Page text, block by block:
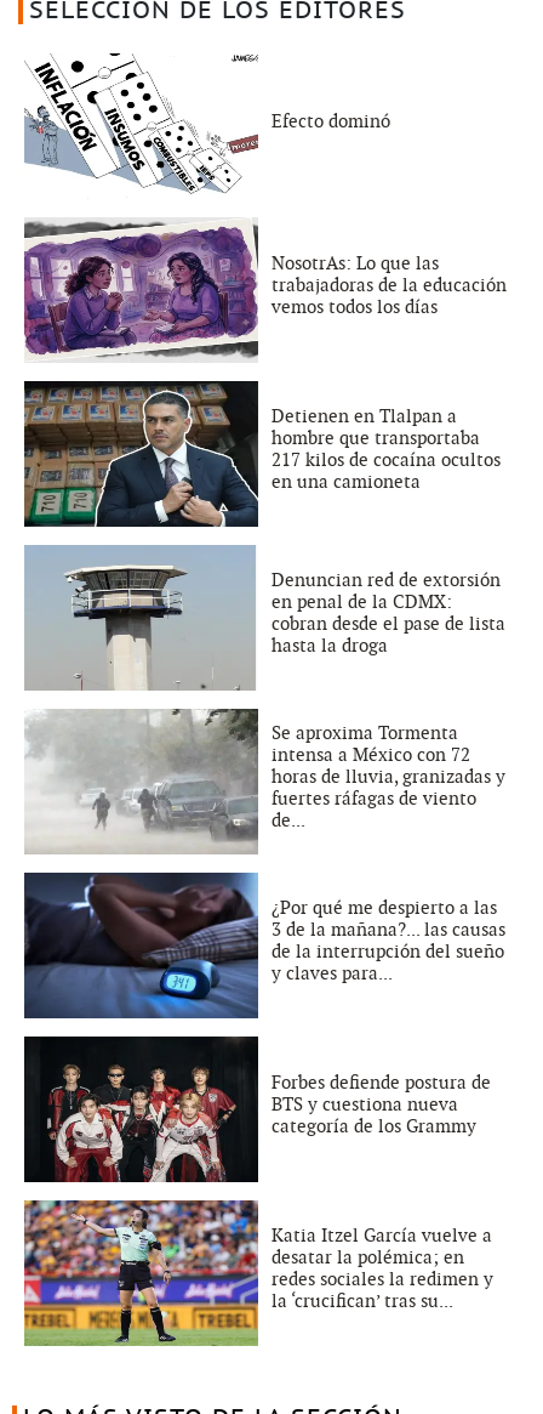
SELECCIÓN DE LOS EDITORES
Efecto dominó
NosotrAs: Lo que las
trabajadoras de la educación
vemos todos los días
Detienen en Tlalpan a
hombre que transportaba
217 kilos de cocaína ocultos
en una camioneta
Denuncian red de extorsión
en penal de la CDMX:
cobran desde el pase de lista
hasta la droga
Se aproxima Tormenta
intensa a México con 72
horas de lluvia, granizadas y
fuertes ráfagas de viento
de...
¿Por qué me despierto a las
3 de la mañana?... las causas
de la interrupción del sueño
y claves para...
Forbes defiende postura de
BTS y cuestiona nueva
categoría de los Grammy
Katia Itzel García vuelve a
desatar la polémica; en
redes sociales la redimen y
la ‘crucifican’ tras su...